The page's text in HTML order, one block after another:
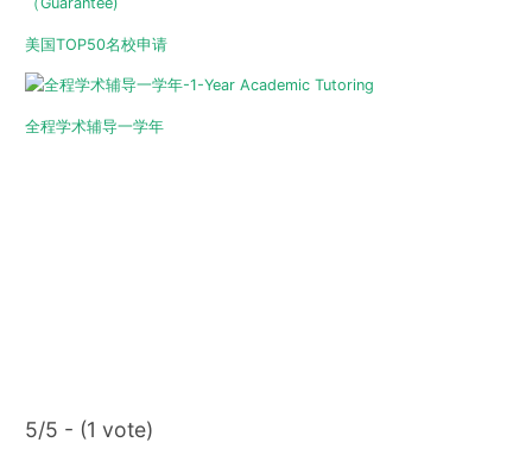
美国TOP50名校申请
全程学术辅导一学年
5/5 - (1 vote)